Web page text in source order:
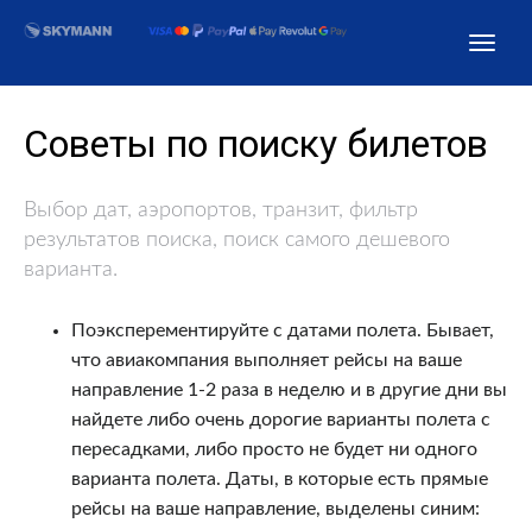
Советы по поиску билетов
Выбор дат, аэропортов, транзит, фильтр
результатов поиска, поиск самого дешевого
варианта.
Поэксперементируйте с датами полета. Бывает,
что авиакомпания выполняет рейсы на ваше
направление 1-2 раза в неделю и в другие дни вы
найдете либо очень дорогие варианты полета с
пересадками, либо просто не будет ни одного
варианта полета. Даты, в которые есть прямые
рейсы на ваше направление, выделены синим: